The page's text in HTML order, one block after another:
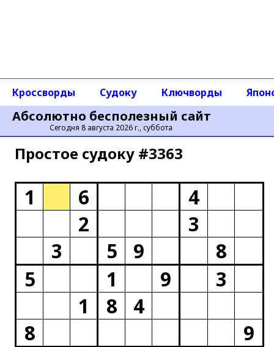
Абсолютно бесполезный сайт
Сегодня 8 августа 2026 г., суббота
Кроссворды Судоку Ключворды
Простое cудоку #3363
1 6
4
2
3
3
5 9
8
5
1 9
3
1
8
4
8
9